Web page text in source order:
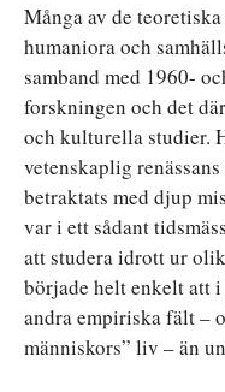
Många av de
humaniora och
samband med 1960-
forskningen och det
och kulturella studier.
vetenskaplig
betraktats med djup
var i ett sådant
att studera idrott ur
började helt enkelt att
andra empiriska fält –
människors” liv – än